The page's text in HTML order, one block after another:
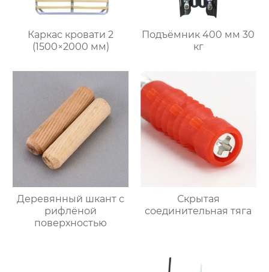
Каркас кровати 2
(1500×2000 мм)
Подъёмник 400 мм 30
кг
Деревянный шкант с
рифлёной
поверхностью
Скрытая
соединительная тяга